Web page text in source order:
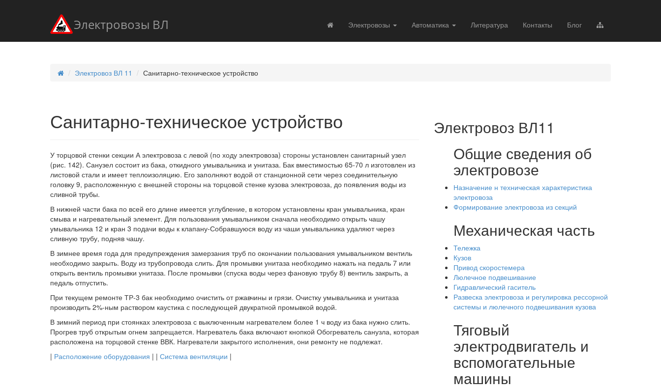
Электровозы ВЛ Электровозы Автоматика Литература Контакты Блог
Электровоз ВЛ 11 Санитарно-техническое устройство
Санитарно-техническое устройство
У торцовой стенки секции А электровоза с левой (по ходу электровоза) стороны установлен санитарный узел
(рис. 142). Санузел состоит из бака, откидного умывальника и унитаза. Бак вместимостью 65-70 л изготовлен из
листовой стали и имеет теплоизоляцию. Его заполняют водой от станционной сети через соединительную
головку 9, расположенную с внешней стороны на торцовой стенке кузова электровоза, до появления воды из
сливной трубы.
В нижней части бака по всей его длине имеется углубление, в котором установлены кран умывальника, кран
смыва и нагревательный элемент. Для пользования умывальником сначала необходимо открыть чашу
умывальника 12 и кран 3 подачи воды к клапану-Собравшуюся воду из чаши умывальника удаляют через
сливную трубу, подняв чашу.
В зимнее время года для предупреждения замерзания труб по окончании пользования умывальником вентиль
необходимо закрыть. Воду из трубопровода слить. Для промывки унитаза необходимо нажать на педаль 7 или
открыть вентиль промывки унитаза. После промывки (спуска воды через фановую трубу 8) вентиль закрыть, а
педаль отпустить.
При текущем ремонте ТР-3 бак необходимо очистить от ржавчины и грязи. Очистку умывальника и унитаза
производить 2%-ным раствором каустика с последующей двукратной промывкой водой.
В зимний период при стоянках электровоза с выключенным нагревателем более 1 ч воду из бака нужно слить.
Прогрев труб открытым огнем запрещается. Нагреватель бака включают кнопкой Обогреватель санузла, которая
расположена на торцовой стенке ВВК. Нагреватели закрытого исполнения, они ремонту не подлежат.
| Расположение оборудования | | Система вентиляции |
Электровоз ВЛ11
Общие сведения об
электровозе
Назначение н техническая характеристика
электровоза
Формирование электровоза из секций
Механическая часть
Тележка
Кузов
Привод скоростемера
Люлечное подвешивание
Гидравлический гаситель
Развеска электровоза и регулировка рессорной
системы и люлечного подвешивания кузова
Тяговый
электродвигатель и
вспомогательные
машины